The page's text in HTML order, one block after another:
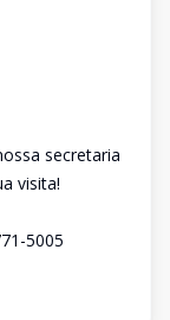
secretaria
visita!
5005